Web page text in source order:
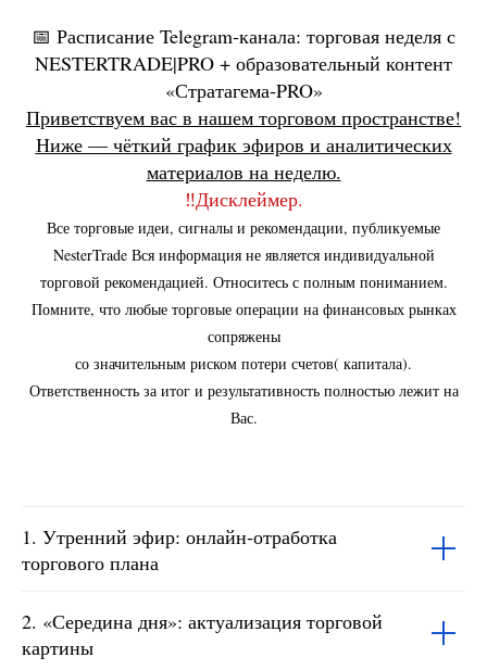
📅 Расписание Telegram‑канала: торговая неделя с
NESTERTRADE|PRO + образовательный контент
«Стратагема‑PRO»
Приветствуем вас в нашем торговом пространстве!
Ниже — чёткий график эфиров и аналитических
материалов на неделю.
‼️Дисклеймер.
Все торговые идеи, сигналы и рекомендации, публикуемые
NesterTrade Вся информация не является индивидуальной
торговой рекомендацией. Относитесь с полным пониманием.
Помните, что любые торговые операции на финансовых рынках
сопряжены
со значительным риском потери счетов( капитала).
Ответственность за итог и результативность полностью лежит на
Вас.
1. Утренний эфир: онлайн‑отработка
торгового плана
2. «Середина дня»: актуализация торговой
картины
Реализация аналитических идей
в течении одного рабочего дня
(внутридневные идеи),
также рассматриваются
позиционные идеи в течении
продаж,
также и длинных покупок (Шорт Лонг) исходя от
основного фона рынка.
Вся выстроенная аналитика на торговом плане отмечена
оповещениями,
которые при достижении сигнальных уровней
отправляются автоматически
в телеграмм канал с описанием и изображением.
Если ожидаемая идея срабатывает вне эфира,
в телеграмм канал приходит оповещение с описанием +
изображение + сопровождение голосом.